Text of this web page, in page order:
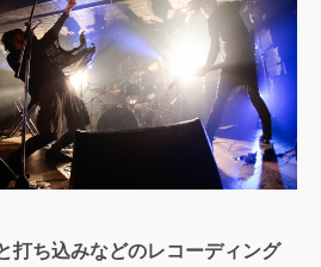
ち込みなどのレコーディング